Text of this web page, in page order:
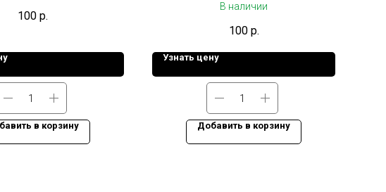
100 р.
в корзину
В наличии
100 р.
Узнать цену
Добавить в корзину